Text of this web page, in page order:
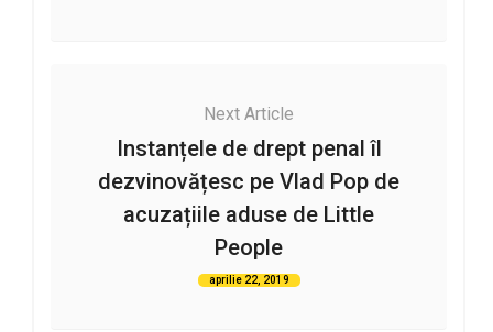
Next Article
Instanțele de drept penal îl
dezvinovățesc pe Vlad Pop de
acuzațiile aduse de Little
People
aprilie 22, 2019